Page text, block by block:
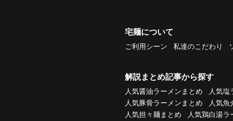
宅麺について
ご利用シーン 私達のこだわり
解説まとめ記事から探す
人気醤油ラーメンまとめ 人気塩
人気豚骨ラーメンまとめ
人気魚
人気担々麺まとめ
人気鶏白湯ラ